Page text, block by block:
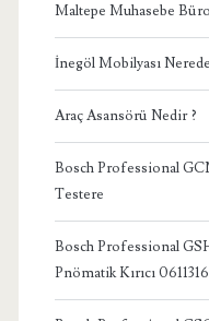
Maltepe Muhasebe
İnegöl Mobilyası
Araç Asansörü Nedir ?
Bosch Professional
Testere
Bosch Professional
Pnömatik Kırıcı